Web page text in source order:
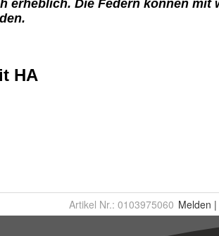
Artikel Nr.: 0103975060 Melden |